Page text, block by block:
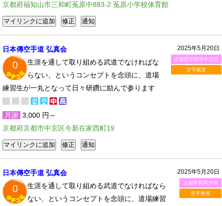
京都府福知山市三和町菟原中883-2 菟原小学校体育館
2025年5月20日
京都府京都市中京区
空手教室
日本傳空手道 弘真会
0
生涯を通して取り組める武道でなければな
らない、というコンセプトを念頭に、道場
練習生が一丸となって日々研鑽に励んで参ります
月謝 3,000 円～
京都府京都市中京区今新在家西町19
2025年5月20日
京都府長岡京市
空手教室
日本傳空手道 弘真会
0
生涯を通して取り組める武道でなければなら
ない、というコンセプトを念頭に、道場練習